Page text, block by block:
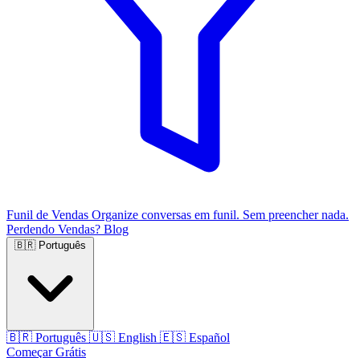
Funil de Vendas Organize conversas em funil. Sem preencher nada.
Perdendo Vendas? Blog
🇧🇷 Português
🇧🇷 Português 🇺🇸 English 🇪🇸 Español
Começar Grátis